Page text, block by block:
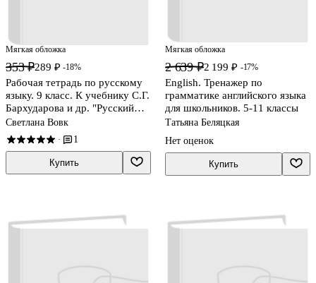
Мягкая обложка
353 ₽289 ₽ -18%
Рабочая тетрадь по русскому
языку. 9 класс. К учебнику С.Г.
Бархударова и др. "Русский
язык. 9 класс"
Светлана Вовк
· 1
Купить
Мягкая обложка
2 639 ₽2 199 ₽ -17%
English. Тренажер по
грамматике английского языка
для школьников. 5-11 классы
Татьяна Беляцкая
Нет оценок
Купить